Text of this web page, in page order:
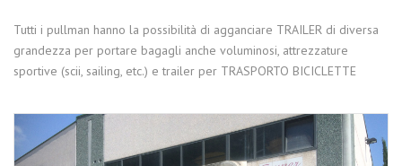
Tutti i pullman hanno la possibilità di agganciare TRAILER di diversa
grandezza per portare bagagli anche voluminosi, attrezzature
sportive (scii, sailing, etc.) e trailer per TRASPORTO BICICLETTE